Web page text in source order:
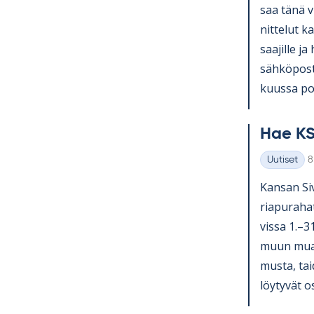
saa tänä
nit­te­lut
saa­jille ja
kuussa
Hae
Kategoriat
Uutiset
Kan­san
vissa
muun
musta,
löy­ty­vät